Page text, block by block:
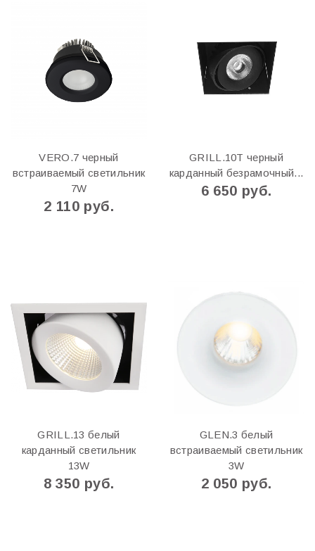
VERO.7 черный
встраиваемый светильник
7W
2 110 руб.
GRILL.10T черный
карданный безрамочный...
6 650 руб.
GRILL.13 белый
карданный светильник
13W
8 350 руб.
GLEN.3 белый
встраиваемый светильник
3W
2 050 руб.